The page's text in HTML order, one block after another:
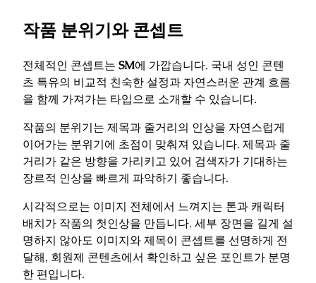
작품 분위기와 콘셉트
전체적인 콘셉트는 SM에 가깝습니다. 국내 성인 콘텐
츠 특유의 비교적 친숙한 설정과 자연스러운 관계 흐름
을 함께 가져가는 타입으로 소개할 수 있습니다.
작품의 분위기는 제목과 줄거리의 인상을 자연스럽게
이어가는 분위기에 초점이 맞춰져 있습니다. 제목과 줄
거리가 같은 방향을 가리키고 있어 검색자가 기대하는
장르적 인상을 빠르게 파악하기 좋습니다.
시각적으로는 이미지 전체에서 느껴지는 톤과 캐릭터
배치가 작품의 첫인상을 만듭니다. 세부 장면을 길게 설
명하지 않아도 이미지와 제목이 콘셉트를 선명하게 전
달해, 회원제 콘텐츠에서 확인하고 싶은 포인트가 분명
한 편입니다.